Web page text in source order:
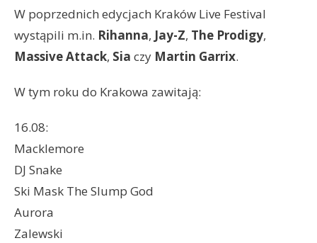
W poprzednich edycjach Kraków Live Festival
wystąpili m.in. Rihanna, Jay-Z, The Prodigy,
Massive Attack, Sia czy Martin Garrix.
W tym roku do Krakowa zawitają:
16.08:
Macklemore
DJ Snake
Ski Mask The Slump God
Aurora
Zalewski